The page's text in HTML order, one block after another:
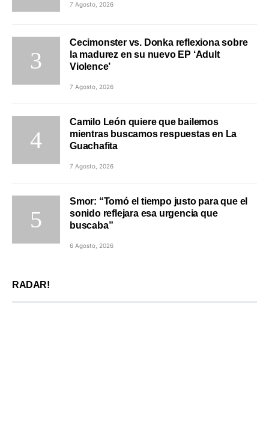
7 Agosto, 2026
Cecimonster vs. Donka reflexiona sobre
la madurez en su nuevo EP ‘Adult
Violence’
7 Agosto, 2026
Camilo León quiere que bailemos
mientras buscamos respuestas en La
Guachafita
7 Agosto, 2026
Smor: “Tomó el tiempo justo para que el
sonido reflejara esa urgencia que
buscaba”
6 Agosto, 2026
RADAR!